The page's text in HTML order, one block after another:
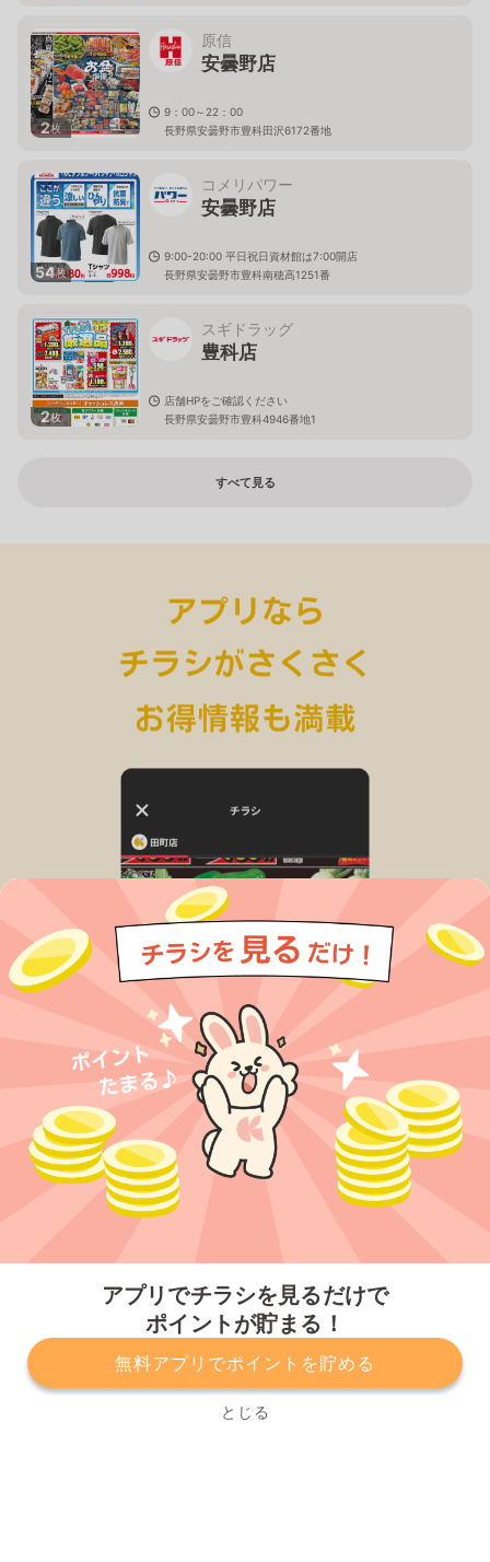
アプリでチラシを見るだけで
ポイントが貯まる！
無料アプリでポイントを貯める
とじる
2枚
原信
安曇野店
9：00～22：00
長野県安曇野市豊科田沢6172番地
54枚
コメリパワー
安曇野店
9:00-20:00 平日祝日資材館は7:00開店
長野県安曇野市豊科南穂高1251番
2枚
スギドラッグ
豊科店
店舗HPをご確認ください
長野県安曇野市豊科4946番地1
すべて見る
プライバシーポリシー 利用規約
運営会社
サービスに関してのお問い合わせ